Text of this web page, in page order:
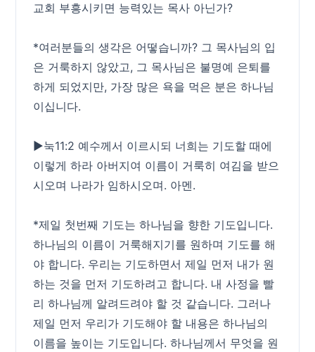
교회 부흥시키면 능력있는 목사 아닌가?
*여러분들의 생각은 어떻습니까? 그 목사님의 입
은 거룩하지 않았고, 그 목사님은 불명예 은퇴를
하게 되었지만, 가장 많은 욕을 먹은 분은 하나님
이십니다.
▶눅11:2 예수께서 이르시되 너희는 기도할 때에
이렇게 하라 아버지여 이름이 거룩히 여김을 받으
시오며 나라가 임하시오며. 아멘.
*제일 첫번째 기도는 하나님을 향한 기도입니다.
하나님의 이름이 거룩해지기를 원하며 기도를 해
야 합니다. 우리는 기도하면서 제일 먼저 내가 원
하는 것을 먼저 기도하려고 합니다. 내 사정을 빨
리 하나님께 알려드려야 할 것 같습니다. 그러나
제일 먼저 우리가 기도해야 할 내용은 하나님의
이름을 높이는 기도입니다. 하나님께서 무엇을 원